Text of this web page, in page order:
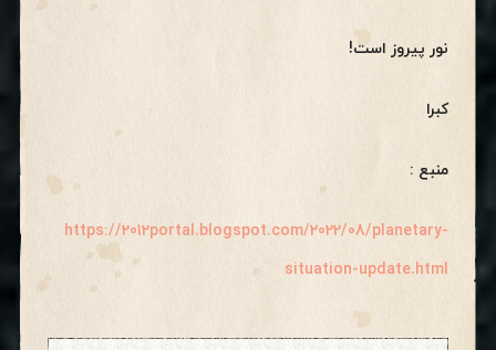
نور پیروز است!
کبرا
منبع :
https://2012portal.blogspot.com/2022/08/planetary-
situation-update.html